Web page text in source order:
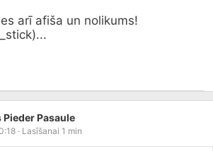
arī afiša un nolikums!
Pieder Pasaule
· Lasīšanai 1 min